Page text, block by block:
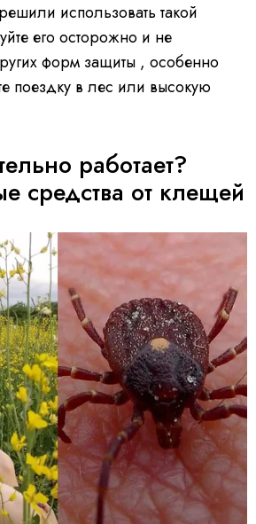
использовать такой
его осторожно и не
форм защиты , особенно
поездку в лес или высокую
работает?
средства от клещей